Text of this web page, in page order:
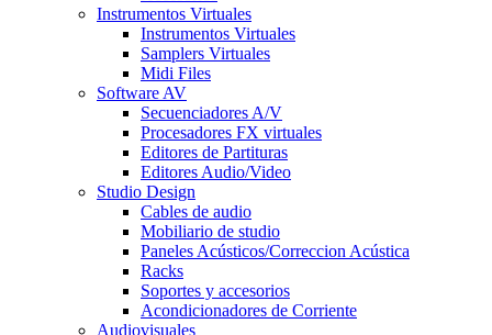
Instrumentos Virtuales
Instrumentos Virtuales
Samplers Virtuales
Midi Files
Software AV
Secuenciadores A/V
Procesadores FX virtuales
Editores de Partituras
Editores Audio/Video
Studio Design
Cables de audio
Mobiliario de studio
Paneles Acústicos/Correccion Acústica
Racks
Soportes y accesorios
Acondicionadores de Corriente
Audiovisuales